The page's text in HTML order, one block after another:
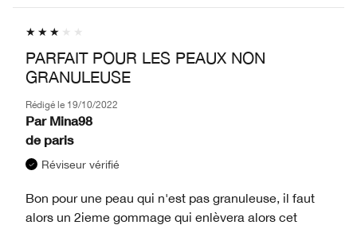
PARFAIT POUR LES PEAUX NON
GRANULEUSE
Rédigé le 19/10/2022
Par Mina98
de paris
Réviseur vérifié
Bon pour une peau qui n'est pas granuleuse, il faut
alors un 2ieme gommage qui enlèvera alors cet